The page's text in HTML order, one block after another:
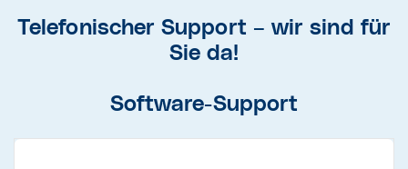
Telefonischer Support – wir sind für
Sie da!
Software-Support